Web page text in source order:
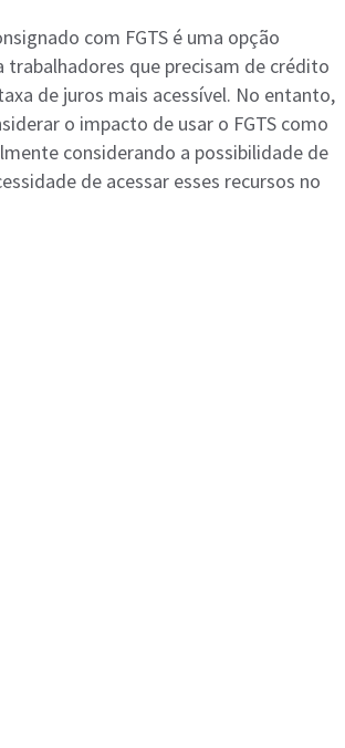
com FGTS é uma opção
trabalhadores que precisam de crédito
de juros mais acessível. No entanto,
o impacto de usar o FGTS como
considerando a possibilidade de
de acessar esses recursos no